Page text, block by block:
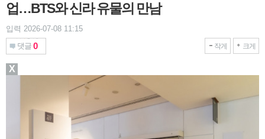
업…BTS와 신라 유물의 만남
입력 2026-07-08 11:15
댓글 0 작게 크게
X